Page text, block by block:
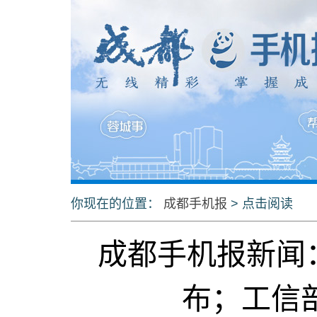
你现在的位置： 成都手机报 > 点击阅读
成都手机报新
布；工信